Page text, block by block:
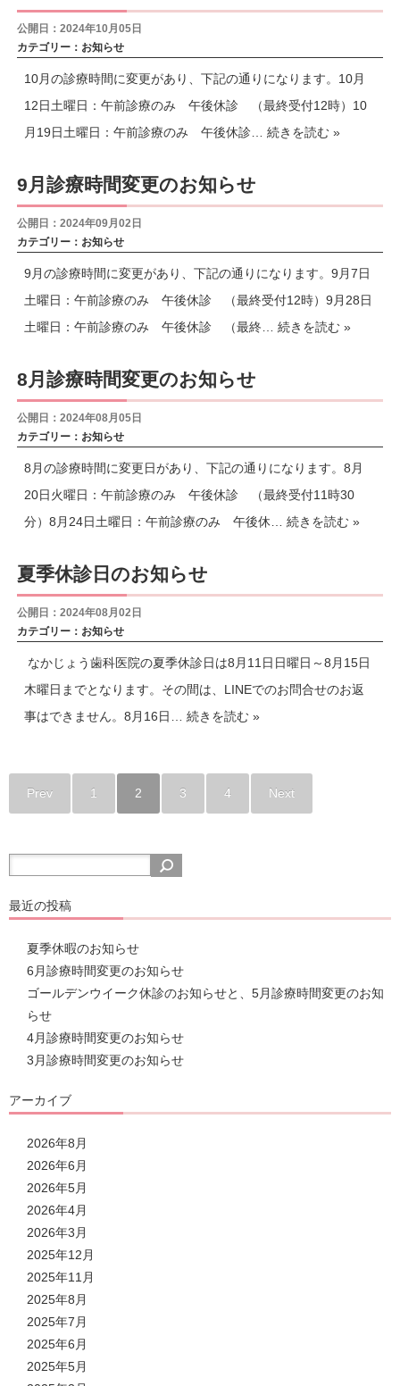
公開日：2024年10月05日
カテゴリー： お知らせ
10月の診療時間に変更があり、下記の通りになります。10月
12日土曜日：午前診療のみ 午後休診 （最終受付12時）10
月19日土曜日：午前診療のみ 午後休診… 続きを読む »
9月診療時間変更のお知らせ
公開日：2024年09月02日
カテゴリー： お知らせ
9月の診療時間に変更があり、下記の通りになります。9月7日
土曜日：午前診療のみ 午後休診 （最終受付12時）9月28日
土曜日：午前診療のみ 午後休診 （最終… 続きを読む »
8月診療時間変更のお知らせ
公開日：2024年08月05日
カテゴリー： お知らせ
8月の診療時間に変更日があり、下記の通りになります。8月
20日火曜日：午前診療のみ 午後休診 （最終受付11時30
分）8月24日土曜日：午前診療のみ 午後休… 続きを読む »
夏季休診日のお知らせ
公開日：2024年08月02日
カテゴリー： お知らせ
なかじょう歯科医院の夏季休診日は8月11日日曜日～8月15日
木曜日までとなります。その間は、LINEでのお問合せのお返
事はできません。8月16日… 続きを読む »
Prev 1 2 3 4 Next
最近の投稿
夏季休暇のお知らせ
6月診療時間変更のお知らせ
ゴールデンウイーク休診のお知らせと、5月診療時間変更のお知
らせ
4月診療時間変更のお知らせ
3月診療時間変更のお知らせ
アーカイブ
2026年8月
2026年6月
2026年5月
2026年4月
2026年3月
2025年12月
2025年11月
2025年8月
2025年7月
2025年6月
2025年5月